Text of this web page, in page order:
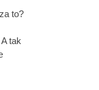
to?
tak